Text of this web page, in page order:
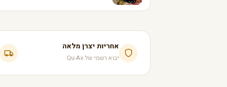
אחריות יצרן מלאה
יבוא רשמי של Qu-Ax